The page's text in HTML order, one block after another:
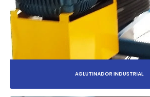
AGLUTINADOR INDUSTRIAL